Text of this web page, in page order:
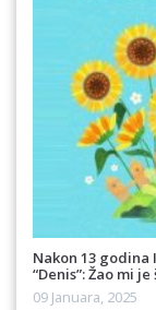
Nakon 13 godina
“Denis”: Žao mi
09 Januara, 2025